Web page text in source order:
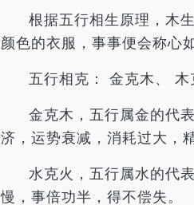
根据五行相生原理，木
颜色的衣服，事事便会称心
五行相克： 金克木、 木
金克木，五行属金的代
济，运势衰减，消耗过大，
水克火，五行属水的代
慢，事倍功半，得不偿失。